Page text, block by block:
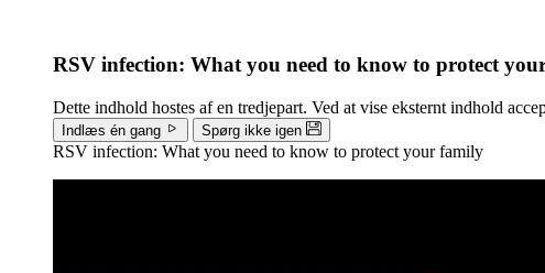
RSV infection: What you need to know to protect
Dette indhold hostes af en tredjepart. Ved at vise eksternt indhold
Indlæs én gang Spørg ikke igen
RSV infection: What you need to know to protect your family